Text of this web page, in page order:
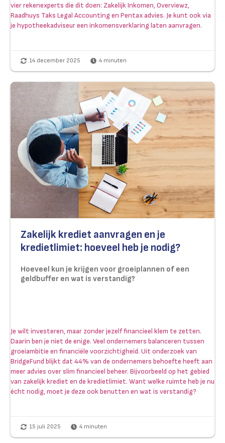
vier rekenexperts die dit doen: Zakelijk Inkomen, Overviewz,
Raadhuys Taks Legal Accounting en Pentax advies. Je kunt ook via
je hypotheekadviseur een inkomensverklaring laten aanvragen.
14 december 2025 4 minuten
Zakelijk krediet aanvragen en je
kredietlimiet: hoeveel heb je nodig?
Hoeveel kun je krijgen voor groeiplannen of een
geldbuffer en wat is verstandig?
Je wilt investeren, maar zonder jezelf financieel klem te zetten.
Daarin ben je niet de enige. Veel ondernemers balanceren tussen
groeiambitie en financiële voorzichtigheid. Uit onderzoek van
BridgeFund blijkt dat 44% van de ondernemers behoefte heeft aan
meer advies over slim financieel beheer. Bijvoorbeeld op het gebied
van zakelijk krediet en de kredietlimiet. Want welke ruimte heb je nu
écht nodig, moet je deze ook benutten en wat is verstandig?
15 juli 2025 4 minuten